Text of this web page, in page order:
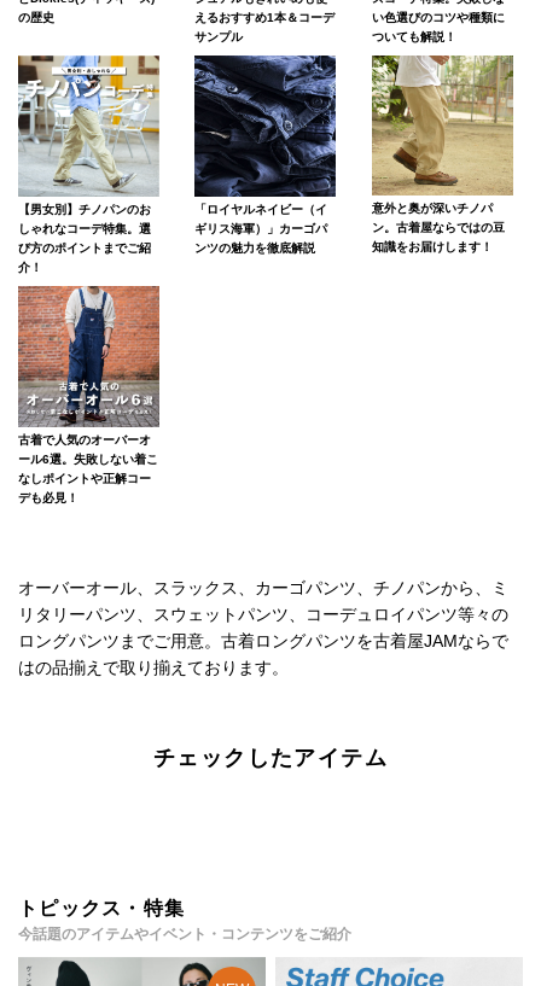
の歴史
えるおすすめ1本＆コーデ
サンプル
い色選びのコツや種類に
ついても解説！
【男女別】チノパンのお
しゃれなコーデ特集。選
び方のポイントまでご紹
介！
「ロイヤルネイビー（イ
ギリス海軍）」カーゴパ
ンツの魅力を徹底解説
意外と奥が深いチノパ
ン。古着屋ならではの豆
知識をお届けします！
古着で人気のオーバーオ
ール6選。失敗しない着こ
なしポイントや正解コー
デも必見！
オーバーオール、スラックス、カーゴパンツ、チノパンから、ミ
リタリーパンツ、スウェットパンツ、コーデュロイパンツ等々の
ロングパンツまでご用意。古着ロングパンツを古着屋JAMならで
はの品揃えで取り揃えております。
チェックしたアイテム
トピックス・特集
今話題のアイテムやイベント・コンテンツをご紹介